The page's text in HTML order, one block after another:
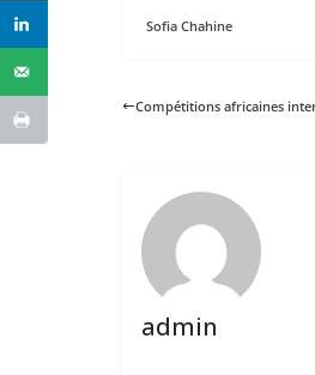
Sofia Chahine
Compétitions africaines
admin